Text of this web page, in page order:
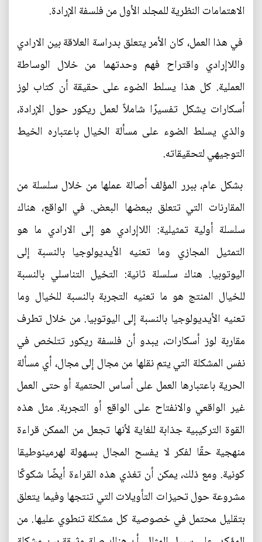
الاهتمامات النظرية للمجلد الأول من فلسفة الإرادة.
في هذا العمل، كان الأمر يتعلق بدراسة العلاقة بين الارادي
واللاإرادي واقتراح فهم وحدتهما من خلال الوساطة
العملية. كل هذا يسلط الضوء على حقيقة أن كتاب لوز
أسكارات يشكل تفسيرًا شاملاً لعمل ريكور حول الإرادة،
والذي يسلط الضوء على مسألة الخيال باعتباره الخيط
التوجيهي لتحقيقاته.
بشكل عام، ببرر المؤلف أصالة عملها من خلال سلسلة من
المقارنات التي تتعلق ببعضها البعض. في الواقع، هناك
سلسلة أولية تمثيلية: اللاإرادي هو إلى الارادي ما هو
التمثيل المجازي وما تعنيه الأيديولوجيا بالنسبة إلى
اليوتوبيا. هناك سلسلة ثانية: التخيل التناسلي بالنسبة
للخيال المنتج هو ما تعنيه التجربة بالنسبة للخيال وما
تعنيه الأيديولوجيا بالنسبة إلى اليوتوبيا. من خلال تطرف
مقاربة لوز أسكارات، يبدو أن فلسفة ريكور تتلخص في
نفس المشكلة التي يتم نقلها من مجال إلى مجال، أي مسألة
الحرية باعتبارها العمل على أساس الحتمية أو حتى العمل
غير الواقعي والانفتاح على الواقع أو التجربة. مثل هذه
القوة التركيبية جذابة للغاية لأنها تجعل من الممكن قراءة
منهجية حقًا لفكر لا يفسح المجال بسهولة لهرمينوطيقا
كونية. ومع ذلك، يمكن أن تغذي هذه القراءة أيضًا شكوكًا
مشروعة حول تحيزات التأويلات التي تنتجها وفيما يتعلق
بتقليل محتمل في خصوصية كل مشكلة تنطوي عليها. من